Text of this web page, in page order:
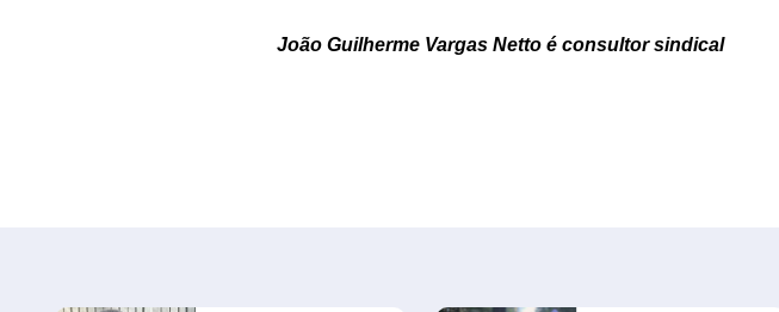
João Guilherme Vargas Netto é consultor sindical